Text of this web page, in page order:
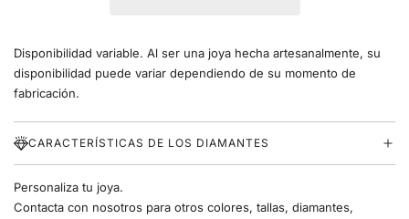
O
.
Disponibilidad variable. Al ser una joya hecha artesanalmente, su
disponibilidad puede variar dependiendo de su momento de
fabricación.
CARACTERÍSTICAS DE LOS DIAMANTES
Personaliza tu joya.
Contacta con nosotros para otros colores, tallas, diamantes,